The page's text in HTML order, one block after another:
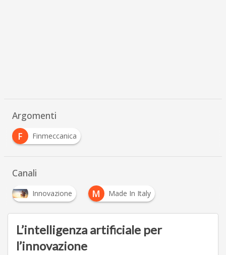
Argomenti
F
Finmeccanica
Canali
Innovazione M Made In Italy
L’intelligenza artificiale per
l’innovazione